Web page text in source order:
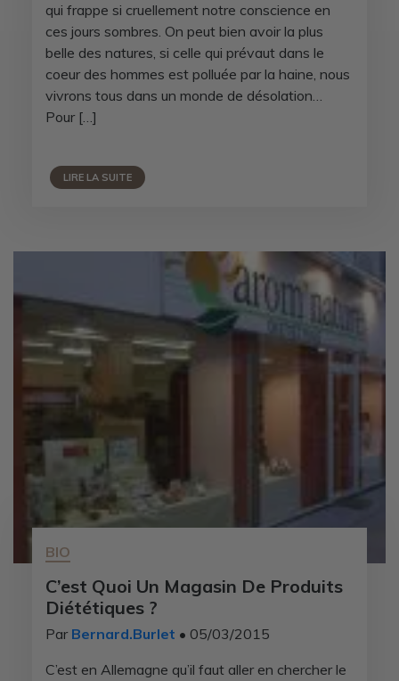
qui frappe si cruellement notre conscience en
ces jours sombres. On peut bien avoir la plus
belle des natures, si celle qui prévaut dans le
coeur des hommes est polluée par la haine, nous
vivrons tous dans un monde de désolation…
Pour […]
LIRE LA SUITE
BIO
C’est Quoi Un Magasin De Produits
Diététiques ?
Par Bernard.Burlet • 05/03/2015
C’est en Allemagne qu’il faut aller en chercher le